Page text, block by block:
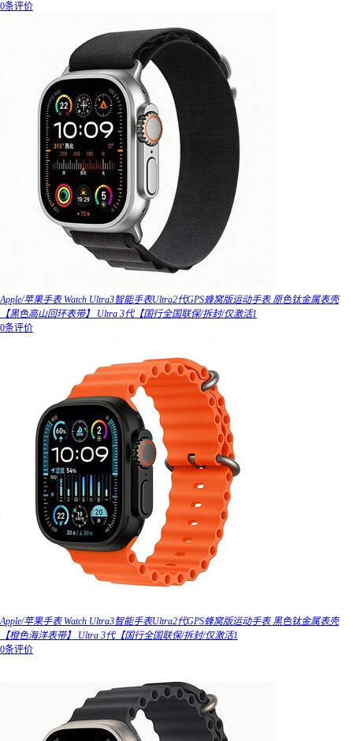
0条评价
Apple/苹果手表 Watch Ultra3智能手表Ultra2代GPS蜂窝版运动手表 原色钛金属表壳
【黑色高山回环表带】 Ultra 3代【国行全国联保/拆封/仅激活1
0条评价
Apple/苹果手表 Watch Ultra3智能手表Ultra2代GPS蜂窝版运动手表 黑色钛金属表壳
【橙色海洋表带】 Ultra 3代【国行全国联保/拆封/仅激活1
0条评价